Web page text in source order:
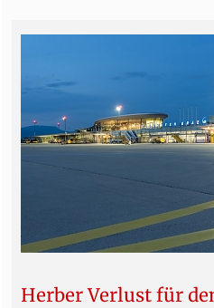
Herber Verlust für